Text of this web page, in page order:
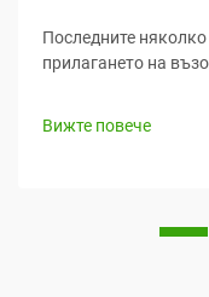
Последните
прилагането на
Вижте повече